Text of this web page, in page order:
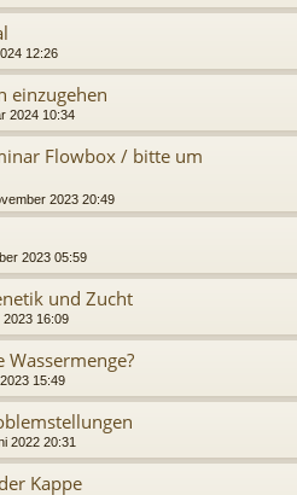
12:26
einzugehen
2024 10:34
Flowbox / bitte um
2023 20:49
2023 05:59
und Zucht
16:09
Wassermenge?
15:49
2022 20:31
Kappe